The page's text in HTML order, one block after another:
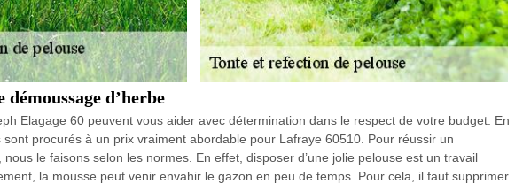
démoussage d’herbe
Elagage 60 peuvent vous aider avec détermination dans le respect de votre budget. En
procurés à un prix vraiment abordable pour Lafraye 60510. Pour réussir un
nous le faisons selon les normes. En effet, disposer d’une jolie pelouse est un travail
la mousse peut venir envahir le gazon en peu de temps. Pour cela, il faut supprimer